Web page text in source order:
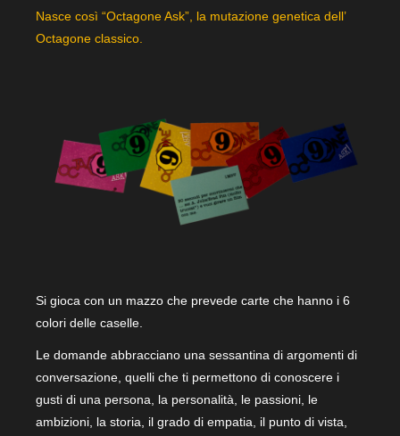
Nasce così “Octagone Ask”, la mutazione genetica dell’
Octagone classico.
Si gioca con un mazzo che prevede carte che hanno i 6
colori delle caselle.
Le domande abbracciano una sessantina di argomenti di
conversazione, quelli che ti permettono di conoscere i
gusti di una persona, la personalità, le passioni, le
ambizioni, la storia, il grado di empatia, il punto di vista,